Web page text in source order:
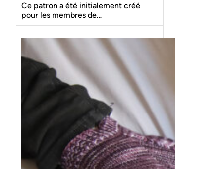
Ce patron a été initialement créé
pour les membres de…